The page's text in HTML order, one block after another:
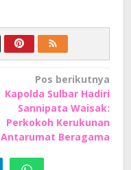
Pos berikutnya
Kapolda Sulbar Hadiri
Sannipata Waisak:
Perkokoh Kerukunan
Antarumat Beragama